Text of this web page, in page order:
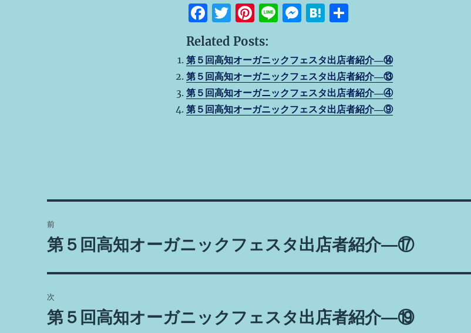
F
a
c
e
b
o
T
w
it
te
r
Pi
n
te
re
st
Li
e
M
e
n
g
H
e
n
a
共
Related Posts:
第５回高知オーガニックフェスタ出店者紹介―⑭
第５回高知オーガニックフェスタ出店者紹介―⑬
第５回高知オーガニックフェスタ出店者紹介―④
第５回高知オーガニックフェスタ出店者紹介―⑨
稿
ゲ
前
前
投
稿:
第５回高知オーガニックフェスタ出店者紹介―⑰
次
次
第５回高知オーガニックフェスタ出店者紹介―⑲